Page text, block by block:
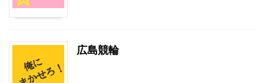
広島競輪